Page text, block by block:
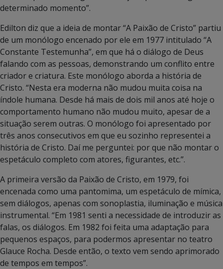
determinado momento”.
Edilton diz que a ideia de montar “A Paixão de Cristo” partiu
de um monólogo encenado por ele em 1977 intitulado “A
Constante Testemunha”, em que há o diálogo de Deus
falando com as pessoas, demonstrando um conflito entre
criador e criatura. Este monólogo aborda a história de
Cristo. “Nesta era moderna não mudou muita coisa na
índole humana. Desde há mais de dois mil anos até hoje o
comportamento humano não mudou muito, apesar de a
situação serem outras. O monólogo foi apresentado por
três anos consecutivos em que eu sozinho representei a
história de Cristo. Daí me perguntei: por que não montar o
espetáculo completo com atores, figurantes, etc.”.
A primeira versão da Paixão de Cristo, em 1979, foi
encenada como uma pantomima, um espetáculo de mímica,
sem diálogos, apenas com sonoplastia, iluminação e música
instrumental. “Em 1981 senti a necessidade de introduzir as
falas, os diálogos. Em 1982 foi feita uma adaptação para
pequenos espaços, para podermos apresentar no teatro
Glauce Rocha. Desde então, o texto vem sendo aprimorado
de tempos em tempos”.